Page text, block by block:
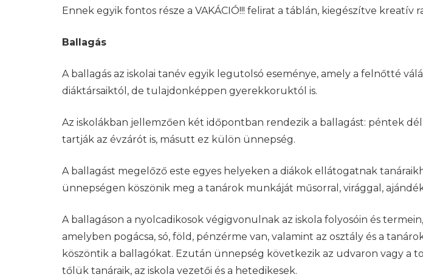
Ennek egyik fontos része a VAKÁCIÓ!!! felirat a táblán, kiegészítve kreatív
Ballagás
A ballagás az iskolai tanév egyik legutolsó eseménye, amely a felnőtté
diáktársaiktól, de tulajdonképpen gyerekkoruktól is.
Az iskolákban jellemzően két időpontban rendezik a ballagást: péntek
tartják az évzárót is, másutt ez külön ünnepség.
A ballagást megelőző este egyes helyeken a diákok ellátogatnak
ünnepségen köszönik meg a tanárok munkáját műsorral, virággal,
A ballagáson a nyolcadikosok végigvonulnak az iskola folyosóin és
amelyben pogácsa, só, föld, pénzérme van, valamint az osztály és a
köszöntik a ballagókat. Ezután ünnepség következik az udvaron vagy
tőlük tanáraik, az iskola vezetői és a hetedikesek.